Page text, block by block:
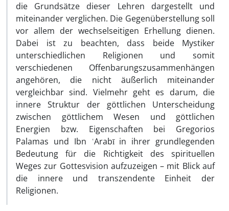
die Grundsätze dieser Lehren dargestellt und
miteinander verglichen. Die Gegenüberstellung soll
vor allem der wechselseitigen Erhellung dienen.
Dabei ist zu beachten, dass beide Mystiker
unterschiedlichen Religionen und somit
verschiedenen Offenbarungszusammenhängen
angehören, die nicht äußerlich miteinander
vergleichbar sind. Vielmehr geht es darum, die
innere Struktur der göttlichen Unterscheidung
zwischen göttlichem Wesen und göttlichen
Energien bzw. Eigenschaften bei Gregorios
Palamas und Ibn ʿArabī in ihrer grundlegenden
Bedeutung für die Richtigkeit des spirituellen
Weges zur Gottesvision aufzuzeigen – mit Blick auf
die innere und transzendente Einheit der
Religionen.